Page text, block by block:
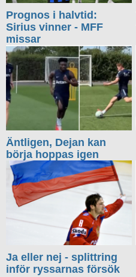
Prognos i halvtid:
Sirius vinner - MFF
missar
Äntligen, Dejan kan
börja hoppas igen
Ja eller nej - splittring
inför ryssarnas försök